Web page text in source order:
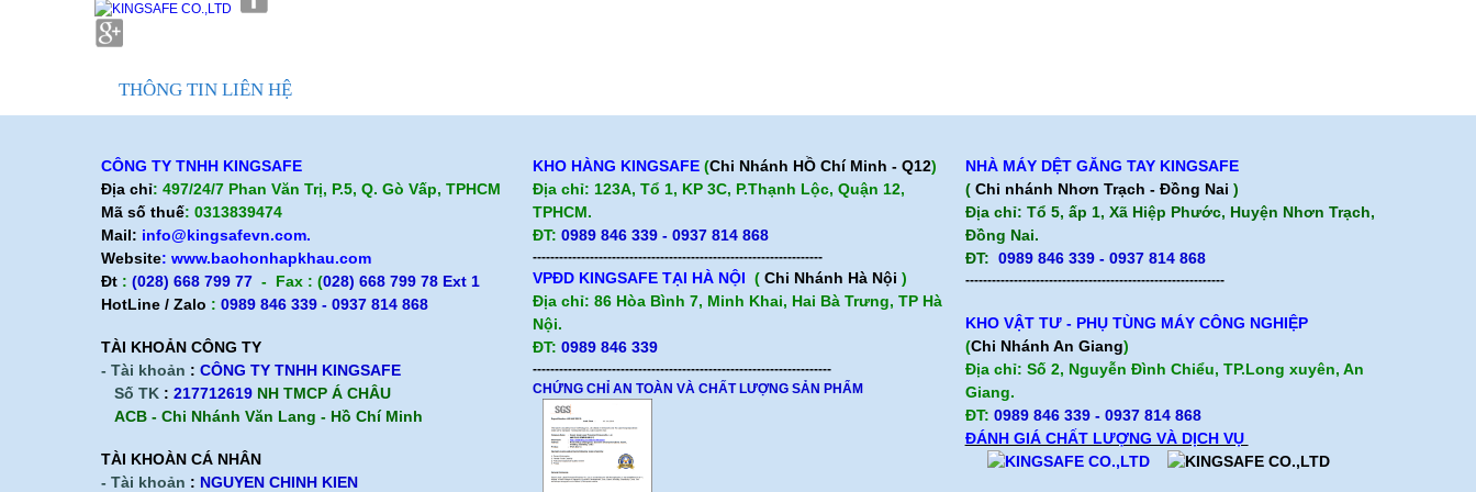
THÔNG TIN LIÊN HỆ
CÔNG TY TNHH KINGSAFE
Địa chỉ: 497/24/7 Phan Văn Trị, P.5, Q. Gò Vấp, TPHCM
Mã số thuế: 0313839474
Mail: info@kingsafevn.com.
Website: www.baohonhapkhau.com
Đt : (028) 668 799 77 - Fax : (028) 668 799 78 Ext 1
HotLine / Zalo : 0989 846 339 - 0937 814 868
TÀI KHOẢN CÔNG TY
- Tài khoản : CÔNG TY TNHH KINGSAFE
Số TK : 217712619 NH TMCP Á CHÂU
ACB - Chi Nhánh Văn Lang - Hồ Chí Minh
TÀI KHOÀN CÁ NHÂN
- Tài khoản : NGUYEN CHINH KIEN
KHO HÀNG KINGSAFE(Chi Nhánh HỒ Chí Minh - Q12)
Địa chỉ: 123A, Tổ 1, KP 3C, P.Thạnh Lộc, Quận 12,
TPHCM.
ĐT:0989 846 339 - 0937 814 868
------------------------------------------------------------------
VPĐD KINGSAFE TẠI HÀ NỘI (Chi Nhánh Hà Nội)
Địa chỉ: 86 Hòa Bình 7, Minh Khai, Hai Bà Trưng, TP Hà
Nội.
ĐT:0989 846 339
--------------------------------------------------------------------
CHỨNG CHỈ AN TOÀN VÀ CHẤT LƯỢNG SẢN PHẨM
NHÀ MÁY DỆT GĂNG TAY KINGSAFE
( Chi nhánh Nhơn Trạch - Đồng Nai )
Địa chỉ: Tổ 5, ấp 1, Xã Hiệp Phước, Huyện Nhơn Trạch,
Đồng Nai.
ĐT: 0989 846 339 - 0937 814 868
-----------------------------------------------------------
KHO VẬT TƯ - PHỤ TÙNG MÁY CÔNG NGHIỆP
(Chi Nhánh An Giang)
Địa chỉ: Số 2, Nguyễn Đình Chiểu, TP.Long xuyên, An
Giang.
ĐT: 0989 846 339 - 0937 814 868
ĐÁNH GIÁ CHẤT LƯỢNG VÀ DỊCH VỤ